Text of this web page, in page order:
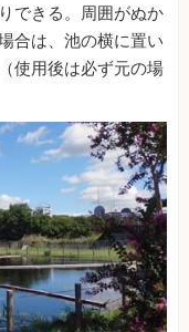
できる。周囲がぬか
合は、池の横に置い
使用後は必ず元の場